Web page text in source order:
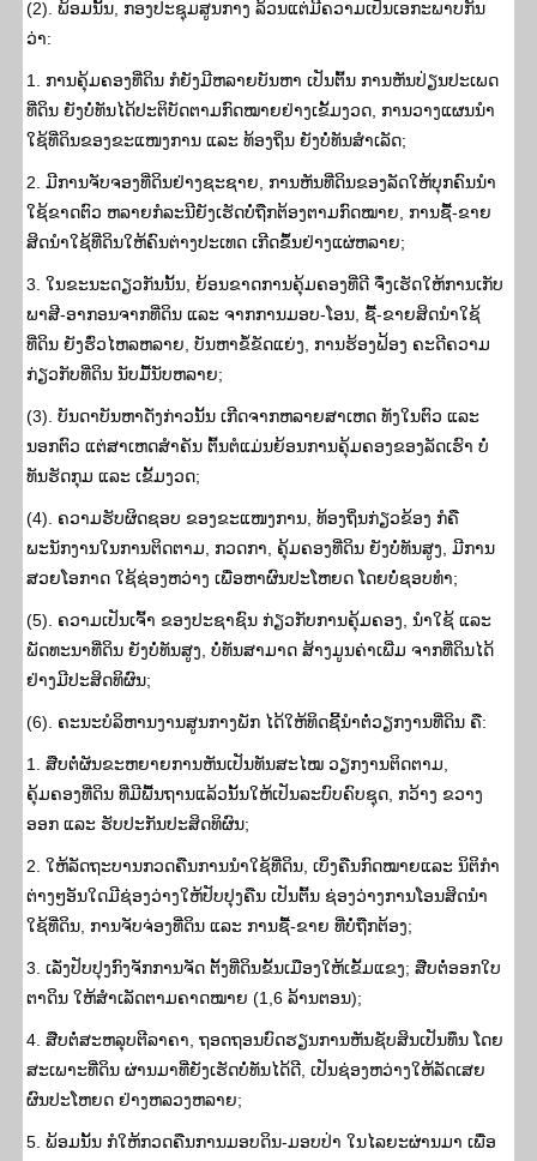
(2). ພ້ອມນັ້ນ, ກອງປະຊຸມສູນກາງ ລ້ວນແຕ່ມີຄວາມເປັນເອກະພາບກັນ
ວ່າ:
1. ການຄຸ້ມຄອງທີ່ດິນ ກໍຍັງມີຫລາຍບັນຫາ ເປັນຕົ້ນ ການຫັນປ່ຽນປະເພດ
ທີ່ດິນ ຍັງບໍ່ທັນໄດ້ປະຕິບັດຕາມກົດໝາຍຢ່າງເຂັ້ມງວດ, ການວາງແຜນນຳ
ໃຊ້ທີ່ດິນຂອງຂະແໜງການ ແລະ ທ້ອງຖິ່ນ ຍັງບໍ່ທັນສຳເລັດ;
2. ມີການຈັບຈອງທີ່ດິນຢ່າງຊະຊາຍ, ການຫັນທີ່ດິນຂອງລັດໃຫ້ບຸກຄົນນຳ
ໃຊ້ຂາດຕົວ ຫລາຍກໍລະນີຍັງເຮັດບໍ່ຖືກຕ້ອງຕາມກົດໝາຍ, ການຊື້-ຂາຍ
ສິດນຳໃຊ້ທີ່ດິນໃຫ້ຄົນຕ່າງປະເທດ ເກີດຂຶ້ນຢ່າງແຜ່ຫລາຍ;
3. ໃນຂະນະດຽວກັນນັ້ນ, ຍ້ອນຂາດການຄຸ້ມຄອງທີ່ດີ ຈຶ່ງເຮັດໃຫ້ການເກັບ
ພາສີ-ອາກອນຈາກທີ່ດິນ ແລະ ຈາກການມອບ-ໂອນ, ຊື້-ຂາຍສິດນຳໃຊ້
ທີ່ດິນ ຍັງຮົ່ວໄຫລຫລາຍ, ບັນຫາຂໍ້ຂັດແຍ່ງ, ການຮ້ອງຟ້ອງ ຄະດີຄວາມ
ກ່ຽວກັບທີ່ດິນ ນັບມື້ນັບຫລາຍ;
(3). ບັນດາບັນຫາດັ່ງກ່າວນັ້ນ ເກີດຈາກຫລາຍສາເຫດ ທັງໃນຕົວ ແລະ
ນອກຕົວ ແຕ່ສາເຫດສໍາຄັນ ຕົ້ນຕໍແມ່ນຍ້ອນການຄຸ້ມຄອງຂອງລັດເຮົາ ບໍ່
ທັນຮັດກຸມ ແລະ ເຂັ້ມງວດ;
(4). ຄວາມຮັບຜິດຊອບ ຂອງຂະແໜງການ, ທ້ອງຖິ່ນກ່ຽວຂ້ອງ ກໍຄື
ພະນັກງານໃນການຕິດຕາມ, ກວດກາ, ຄຸ້ມຄອງທີ່ດິນ ຍັງບໍ່ທັນສູງ, ມີການ
ສວຍໂອກາດ ໃຊ້ຊ່ອງຫວ່າງ ເພື່ອຫາຜົນປະໂຫຍດ ໂດຍບໍ່ຊອບທໍາ;
(5). ຄວາມເປັນເຈົ້າ ຂອງປະຊາຊົນ ກ່ຽວກັບການຄຸ້ມຄອງ, ນໍາໃຊ້ ແລະ
ພັດທະນາທີ່ດິນ ຍັງບໍ່ທັນສູງ, ບໍ່ທັນສາມາດ ສ້າງມູນຄ່າເພີ່ມ ຈາກທີ່ດິນໄດ້
ຢ່າງມີປະສິດທິຜົນ;
(6). ຄະນະບໍລິຫານງານສູນກາງພັກ ໄດ້ໃຫ້ທິດຊີ້ນຳຕໍ່ວຽກງານທີ່ດິນ ຄື:
1. ສືບຕໍ່ຜັນຂະຫຍາຍການຫັນເປັນທັນສະໄໝ ວຽກງານຕິດຕາມ,
ຄຸ້ມຄອງທີ່ດິນ ທີ່ມີພື້ນຖານແລ້ວນັ້ນໃຫ້ເປັນລະບົບຄົບຊຸດ, ກວ້າງ ຂວາງ
ອອກ ແລະ ຮັບປະກັນປະສິດທິຜົນ;
2. ໃຫ້ລັດຖະບານກວດຄືນການນຳໃຊ້ທີ່ດິນ, ເບິ່ງຄືນກົດໝາຍແລະ ນິຕິກໍາ
ຕ່າງໆອັນໃດມີຊ່ອງວ່າງໃຫ້ປັບປຸງຄືນ ເປັນຕົ້ນ ຊ່ອງວ່າງການໂອນສິດນຳ
ໃຊ້ທີ່ດິນ, ການຈັບຈ່ອງທີ່ດິນ ແລະ ການຊື້-ຂາຍ ທີ່ບໍ່ຖືກຕ້ອງ;
3. ເລັ່ງປັບປຸງກົງຈັກການຈັດ ຕັ້ງທີ່ດິນຂັ້ນເມືອງໃຫ້ເຂັ້ມແຂງ; ສືບຕໍ່ອອກໃບ
ຕາດິນ ໃຫ້ສຳເລັດຕາມຄາດໝາຍ (1,6 ລ້ານຕອນ);
4. ສືບຕໍ່ສະຫລຸບຕີລາຄາ, ຖອດຖອນບົດຮຽນການຫັນຊັບສິນເປັນທຶນ ໂດຍ
ສະເພາະທີ່ດິນ ຜ່ານມາທີ່ຍັງເຮັດບໍ່ທັນໄດ້ດີ, ເປັນຊ່ອງຫວ່າງໃຫ້ລັດເສຍ
ຜົນປະໂຫຍດ ຢ່າງຫລວງຫລາຍ;
5. ພ້ອມນັ້ນ ກໍໃຫ້ກວດຄືນການມອບດິນ-ມອບປ່າ ໃນໄລຍະຜ່ານມາ ເພື່ອ